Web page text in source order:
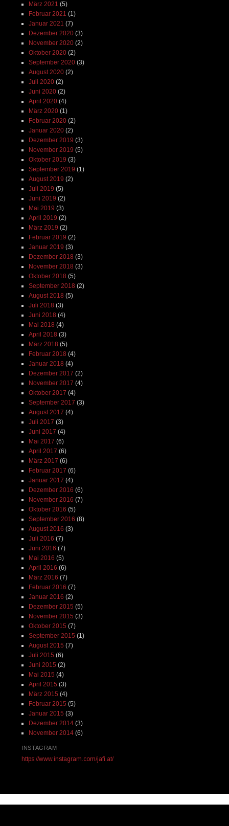
März 2021 (5)
Februar 2021 (1)
Januar 2021 (7)
Dezember 2020(3)
November 2020(2)
Oktober 2020(2)
September 2020(3)
August 2020(2)
Juli 2020(2)
Juni 2020(2)
April 2020(4)
März 2020(1)
Februar 2020(2)
Januar 2020(2)
Dezember 2019 (3)
November 2019 (5)
Oktober 2019 (3)
September 2019 (1)
August 2019 (2)
Juli 2019 (5)
Juni 2019 (2)
Mai 2019 (3)
April 2019 (2)
März 2019 (2)
Februar 2019 (2)
Januar 2019 (3)
Dezember 2018 (3)
November 2018 (3)
Oktober 2018 (5)
September 2018 (2)
August 2018 (5)
Juli 2018 (3)
Juni 2018 (4)
Mai 2018 (4)
April 2018 (3)
März 2018 (5)
Februar 2018 (4)
Januar 2018 (4)
Dezember 2017 (2)
November 2017 (4)
Oktober 2017 (4)
September 2017 (3)
August 2017 (4)
Juli 2017 (3)
Juni 2017 (4)
Mai 2017 (6)
April 2017 (6)
März 2017 (6)
Februar 2017 (6)
Januar 2017 (4)
Dezember 2016 (6)
November 2016 (7)
Oktober 2016 (5)
September 2016 (8)
August 2016 (3)
Juli 2016 (7)
Juni 2016 (7)
Mai 2016 (5)
April 2016 (6)
März 2016 (7)
Februar 2016 (7)
Januar 2016 (2)
Dezember 2015 (5)
November 2015 (3)
Oktober 2015 (7)
September 2015 (1)
August 2015 (7)
Juli 2015 (6)
Juni 2015 (2)
Mai 2015 (4)
April 2015 (3)
März 2015 (4)
Februar 2015 (5)
Januar 2015 (3)
Dezember 2014(3)
November 2014(6)
INSTAGRAM
https://www.instagram.com/jafi.at/